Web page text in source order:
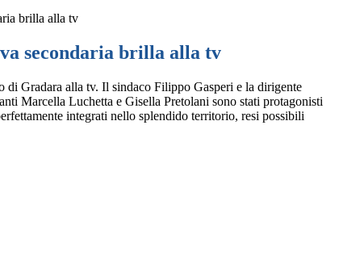
brilla alla tv
secondaria brilla alla tv
Gradara alla tv. Il sindaco Filippo Gasperi e la dirigente
Marcella Luchetta e Gisella Pretolani sono stati protagonisti
integrati nello splendido territorio, resi possibili